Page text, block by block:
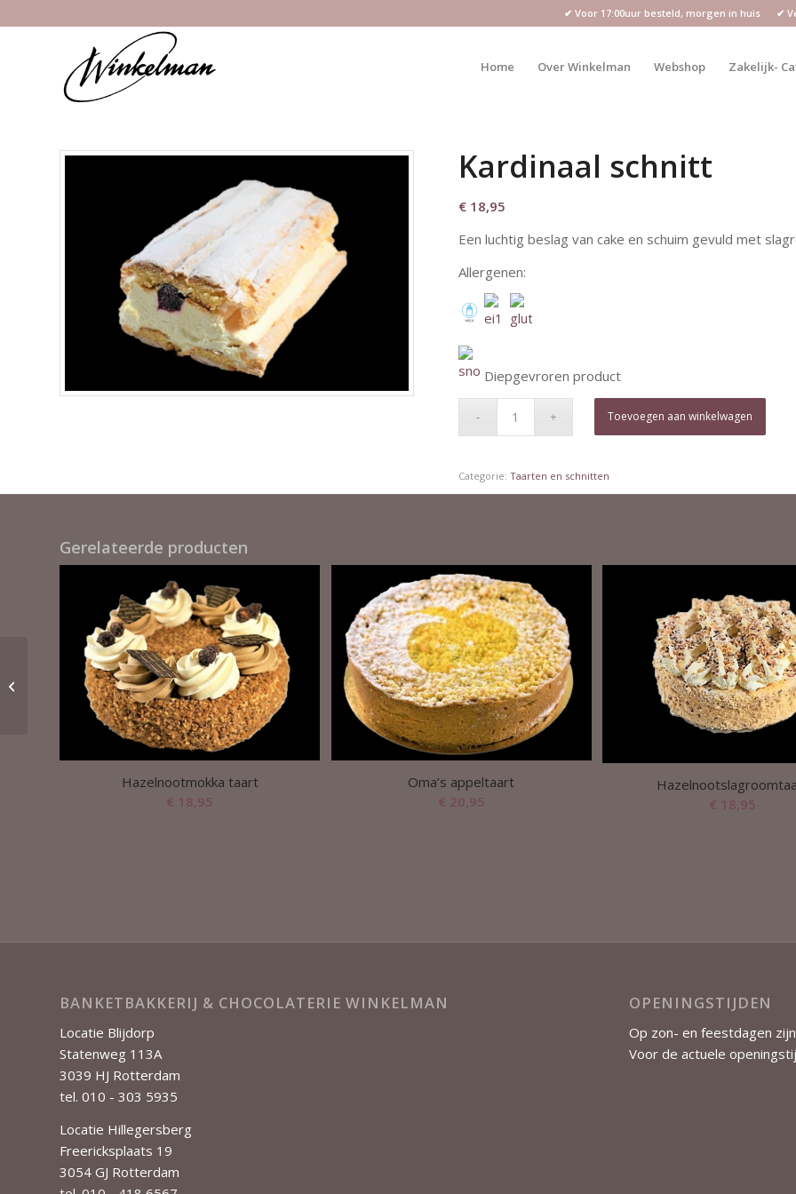
✔ Voor 17:00uur besteld, morgen in huis ✔
Home Over Winkelman Webshop Zakelijk-
Kardinaal schnitt
€ 18,95
Een luchtig beslag van cake en schuim gevuld met
Allergenen:
Diepgevroren product
Toevoegen aan winkelwagen
Categorie:Taarten en schnitten
Gerelateerde producten
Hazelnootmokka taart
€ 18,95
Oma’s appeltaart
€ 20,95
€ 18,95
BANKETBAKKERIJ & CHOCOLATERIE WINKELMAN
Locatie Blijdorp
Statenweg 113A
3039 HJ Rotterdam
tel. 010 - 303 5935
Locatie Hillegersberg
Freericksplaats 19
3054 GJ Rotterdam
OPENINGSTIJDEN
Op zon- en feestdagen
Voor de actuele
Christoffeltaart